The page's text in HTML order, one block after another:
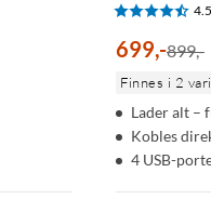
4.5
699,-899,-
Finnes i 2
Lader alt –
Kobles
4 USB-